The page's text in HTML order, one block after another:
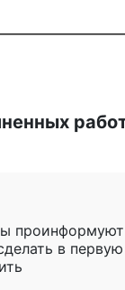
проинформуют
в